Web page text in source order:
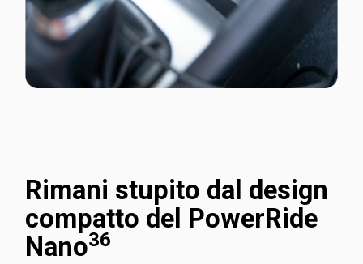
Rimani stupito dal design
compatto del PowerRide
Nano36